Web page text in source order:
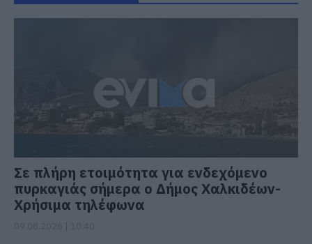
Σε πλήρη ετοιμότητα για ενδεχόμενο
πυρκαγιάς σήμερα ο Δήμος Χαλκιδέων-
Χρήσιμα τηλέφωνα